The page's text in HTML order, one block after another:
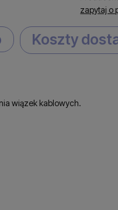
zapytaj o
Koszty
wiązek kablowych.